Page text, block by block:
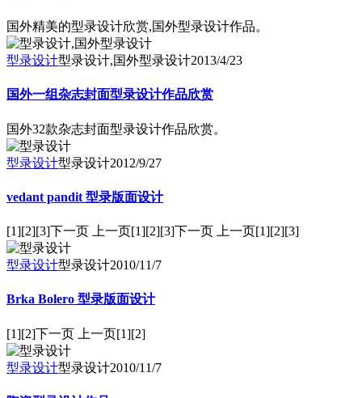
国外精美的型录设计欣赏,国外型录设计作品。
型录设计型录设计,国外型录设计2013/4/23
国外一组杂志封面型录设计作品欣赏
国外32款杂志封面型录设计作品欣赏。
型录设计型录设计2012/9/27
vedant pandit 型录版面设计
[1][2][3]下一页 上一页[1][2][3]下一页 上一页[1][2][3]
型录设计型录设计2010/11/7
Brka Bolero 型录版面设计
[1][2]下一页 上一页[1][2]
型录设计型录设计2010/11/7